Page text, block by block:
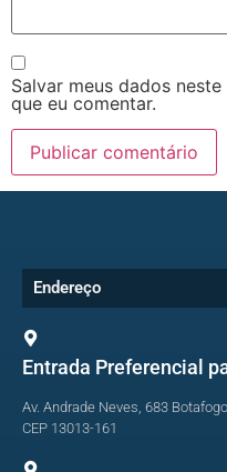
Salvar meus dados
que eu comentar.
Endereço
Entrada Preferencial
Av. Andrade Neves, 683
CEP 13013-161